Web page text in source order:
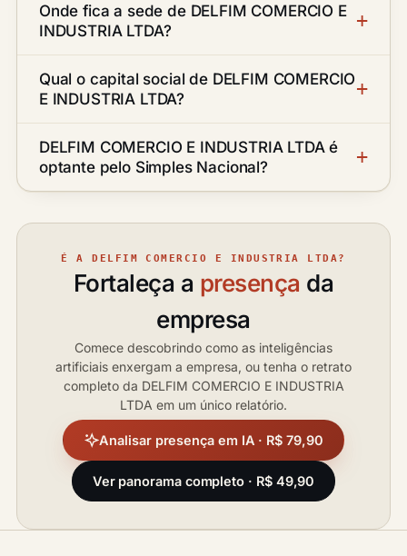
Onde fica a sede de DELFIM COMERCIO E
INDUSTRIA LTDA?
Qual o capital social de DELFIM COMERCIO
E INDUSTRIA LTDA?
DELFIM COMERCIO E INDUSTRIA LTDA é
optante pelo Simples Nacional?
É A DELFIM COMERCIO E INDUSTRIA LTDA?
Fortaleça a presença da
empresa
Comece descobrindo como as inteligências
artificiais enxergam a empresa, ou tenha o retrato
completo da DELFIM COMERCIO E INDUSTRIA
LTDA em um único relatório.
Analisar presença em IA · R$ 79,90
Ver panorama completo · R$ 49,90